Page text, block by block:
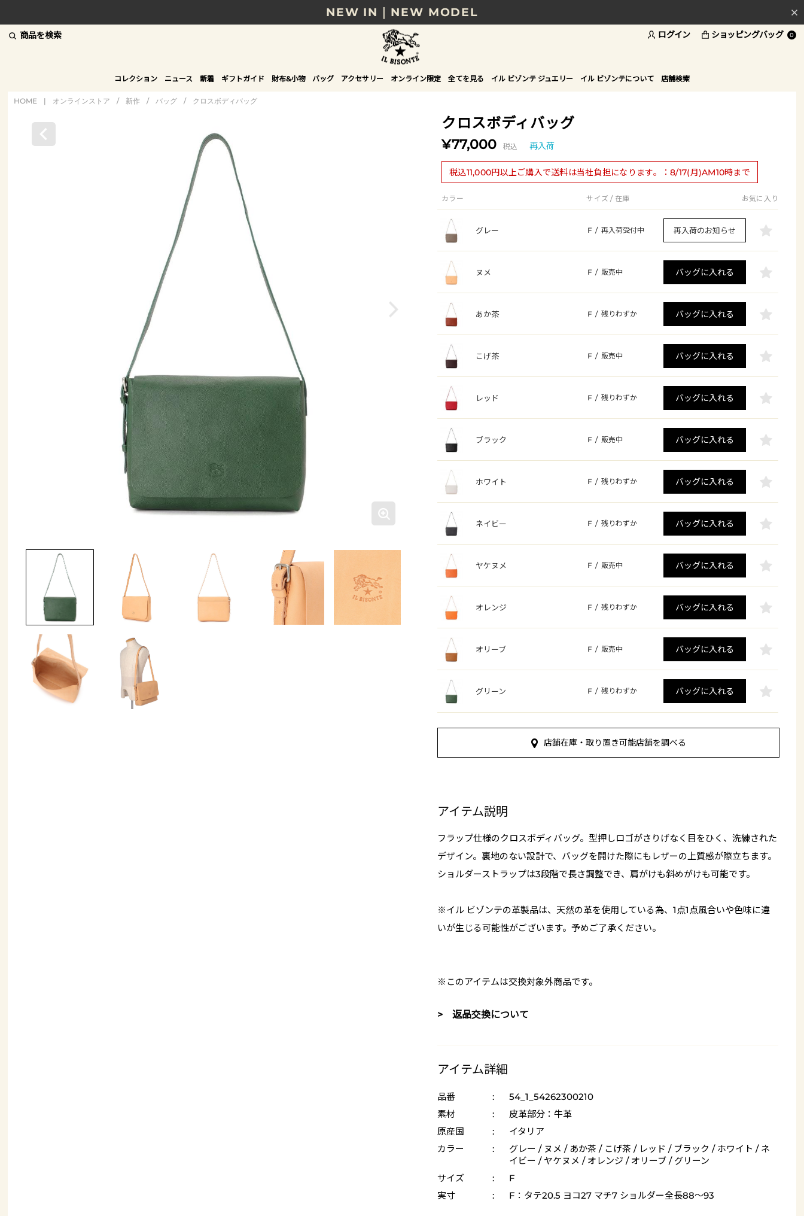
8/17(月)10時まで｜税込11,000円以上で送料無料
贈る相手やシーンから選べる、新しいギフトガイド
NEW IN｜COLOR LEATHER
商品を検索 ログイン ショッピングバッグ 0
コレクション ニュース 新着 ギフトガイド 財布&小物 バッグ アクセサリー オンライン限定 全てを見る イル ビゾンテ ジュエリー イル ビゾンテについて 店舗検索
HOME | オンラインストア / 新作 / バッグ / クロスボディバッグ
クロスボディバッグ
¥77,000 税込 再入荷
税込11,000円以上ご購入で送料は当社負担になります。：8/17(月)AM10時まで
カラー サイズ / 在庫 お気に入り
グレー F / 再入荷受付中 再入荷のお知らせ
ヌメ F / 販売中 バッグに入れる
あか茶 F / 残りわずか バッグに入れる
こげ茶 F / 販売中 バッグに入れる
レッド F / 残りわずか バッグに入れる
ブラック F / 販売中 バッグに入れる
ホワイト F / 残りわずか バッグに入れる
ネイビー F / 残りわずか バッグに入れる
ヤケヌメ F / 販売中 バッグに入れる
オレンジ F / 残りわずか バッグに入れる
オリーブ F / 販売中 バッグに入れる
グリーン F / 残りわずか バッグに入れる
店舗在庫・取り置き可能店舗を調べる
アイテム説明
フラップ仕様のクロスボディバッグ。型押しロゴがさりげなく目をひく、洗練された
デザイン。裏地のない設計で、バッグを開けた際にもレザーの上質感が際立ちます。
ショルダーストラップは3段階で長さ調整でき、肩がけも斜めがけも可能です。
※イル ビゾンテの革製品は、天然の革を使用している為、1点1点風合いや色味に違
いが生じる可能性がございます。予めご了承ください。
※このアイテムは交換対象外商品です。
> 返品交換について
アイテム詳細
品番 :
54_1_54262300210
素材
:
皮革部分：牛革
原産国
:
イタリア
カラー
:
グレー / ヌメ / あか茶 / こげ茶 / レッド / ブラック / ホワイト / ネ
イビー / ヤケヌメ / オレンジ / オリーブ / グリーン
サイズ
:
F
実寸
: F：タテ20.5 ヨコ27 マチ7 ショルダー全長88～93